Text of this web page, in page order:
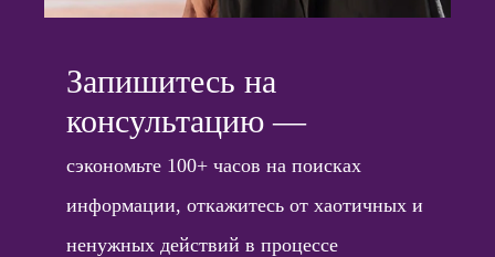
Запишитесь на
консультацию —
сэкономьте 100+ часов на поисках
информации, откажитесь от хаотичных и
ненужных действий в процессе